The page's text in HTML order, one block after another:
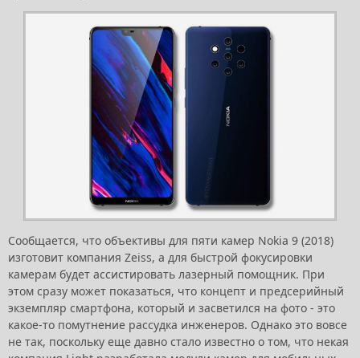
Сообщается, что объективы для пяти камер Nokia 9 (2018)
изготовит компания Zeiss, а для быстрой фокусировки
камерам будет ассистировать лазерный помощник. При
этом сразу может показаться, что концепт и предсерийный
экземпляр смартфона, который и засветился на фото - это
какое-то помутнение рассудка инженеров. Однако это вовсе
не так, поскольку еще давно стало известно о том, что некая